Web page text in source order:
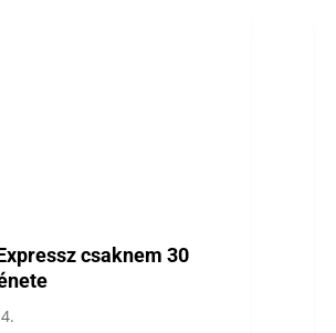
csaknem 30